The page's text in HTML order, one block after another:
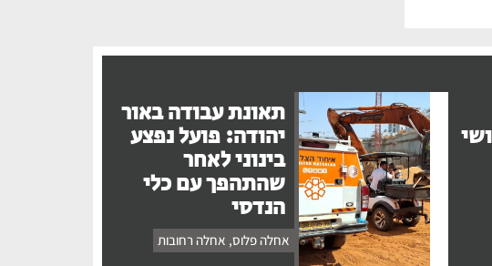
תאונת עבודה באור
יהודה: פועל נפצע
בינוני לאחר
שהתהפך עם כלי
הנדסי
אחלה פלוס, אחלה רחובות